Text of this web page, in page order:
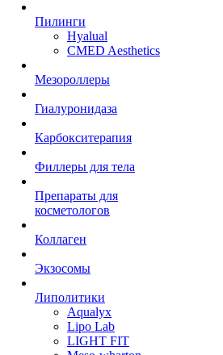
Пилинги
Hyalual
CMED Aesthetics
Мезороллеры
Гиалуронидаза
Карбокситерапия
Филлеры для тела
Препараты для
косметологов
Коллаген
Экзосомы
Липолитики
Aqualyx
Lipo Lab
LIGHT FIT